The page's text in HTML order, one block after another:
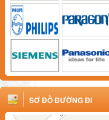
SƠ ĐỒ ĐƯỜNG ĐI